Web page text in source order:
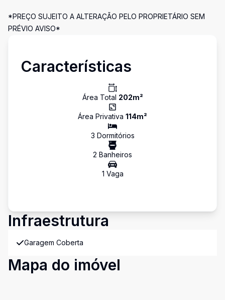
*PREÇO SUJEITO A ALTERAÇÃO PELO PROPRIETÁRIO SEM
PRÉVIO AVISO*
Características
Área Total 202m²
Área Privativa 114m²
3 Dormitórios
2 Banheiros
1 Vaga
Infraestrutura
Garagem Coberta
Mapa do imóvel